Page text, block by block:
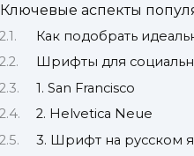
Ключевые аспекты
Как подобрать
Шрифты для
1. San Francisco
2. Helvetica Neue
3. Шрифт на русском